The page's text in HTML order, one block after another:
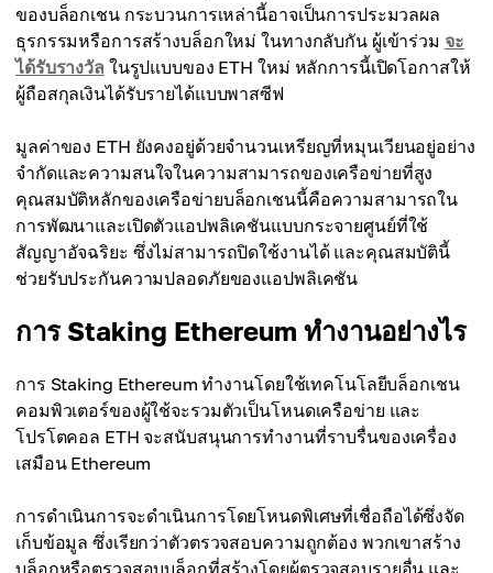
ของบล็อกเชน กระบวนการเหล่านี้อาจเป็นการประมวลผล
ธุรกรรมหรือการสร้างบล็อกใหม่ ในทางกลับกัน ผู้เข้าร่วม จะ
ได้รับรางวัล ในรูปแบบของ ETH ใหม่ หลักการนี้เปิดโอกาสให้
ผู้ถือสกุลเงินได้รับรายได้แบบพาสซีฟ
มูลค่าของ ETH ยังคงอยู่ด้วยจำนวนเหรียญที่หมุนเวียนอยู่อย่าง
จำกัดและความสนใจในความสามารถของเครือข่ายที่สูง
คุณสมบัติหลักของเครือข่ายบล็อกเชนนี้คือความสามารถใน
การพัฒนาและเปิดตัวแอปพลิเคชันแบบกระจายศูนย์ที่ใช้
สัญญาอัจฉริยะ ซึ่งไม่สามารถปิดใช้งานได้ และคุณสมบัตินี้
ช่วยรับประกันความปลอดภัยของแอปพลิเคชัน
การ Staking Ethereum ทำงานอย่างไร
การ Staking Ethereum ทำงานโดยใช้เทคโนโลยีบล็อกเชน
คอมพิวเตอร์ของผู้ใช้จะรวมตัวเป็นโหนดเครือข่าย และ
โปรโตคอล ETH จะสนับสนุนการทำงานที่ราบรื่นของเครื่อง
เสมือน Ethereum
การดำเนินการจะดำเนินการโดยโหนดพิเศษที่เชื่อถือได้ซึ่งจัด
เก็บข้อมูล ซึ่งเรียกว่าตัวตรวจสอบความถูกต้อง พวกเขาสร้าง
บล็อกหรือตรวจสอบบล็อกที่สร้างโดยผู้ตรวจสอบรายอื่น และ